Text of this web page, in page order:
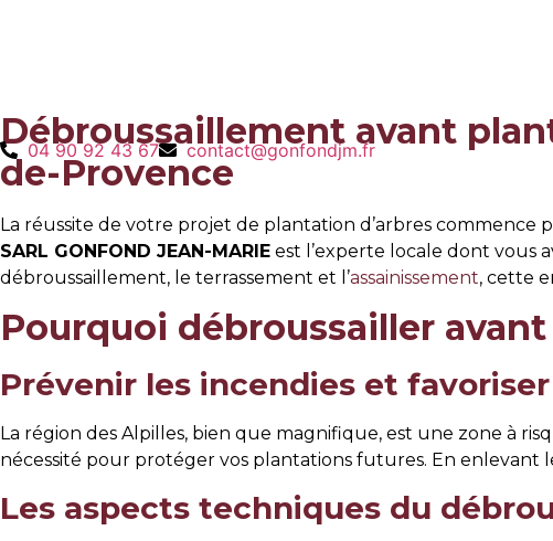
04 90 92 43 67 contact@gonfondjm.fr
Débroussaillement avant
de-Provence
La réussite de votre projet de plantation d’arbres
SARL GONFOND JEAN-MARIE est l’experte locale dont vous
débroussaillement, le terrassement et l’assainissement, cette
Pourquoi débroussailler
Prévenir les incendies et
La région des Alpilles, bien que magnifique, est une zone à
nécessité pour protéger vos plantations futures. En enlevant
Les aspects techniques du